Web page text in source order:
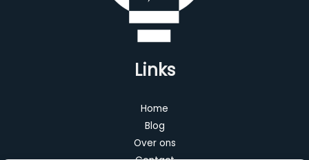
Links
Home
Blog
Over ons